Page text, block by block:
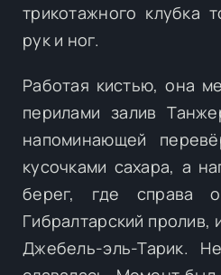
трикотажного клубка
рук и ног.
Работая кистью, она
перилами залив
напоминающей
кусочками сахара, а
берег, где справа
Гибралтарский пролив,
Джебель-эль-Тарик.